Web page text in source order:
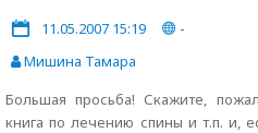
11.05.2007 15:19
-
Мишина Тамара
Большая просьба! Скажите,
книга по лечению спины и т.п. и,